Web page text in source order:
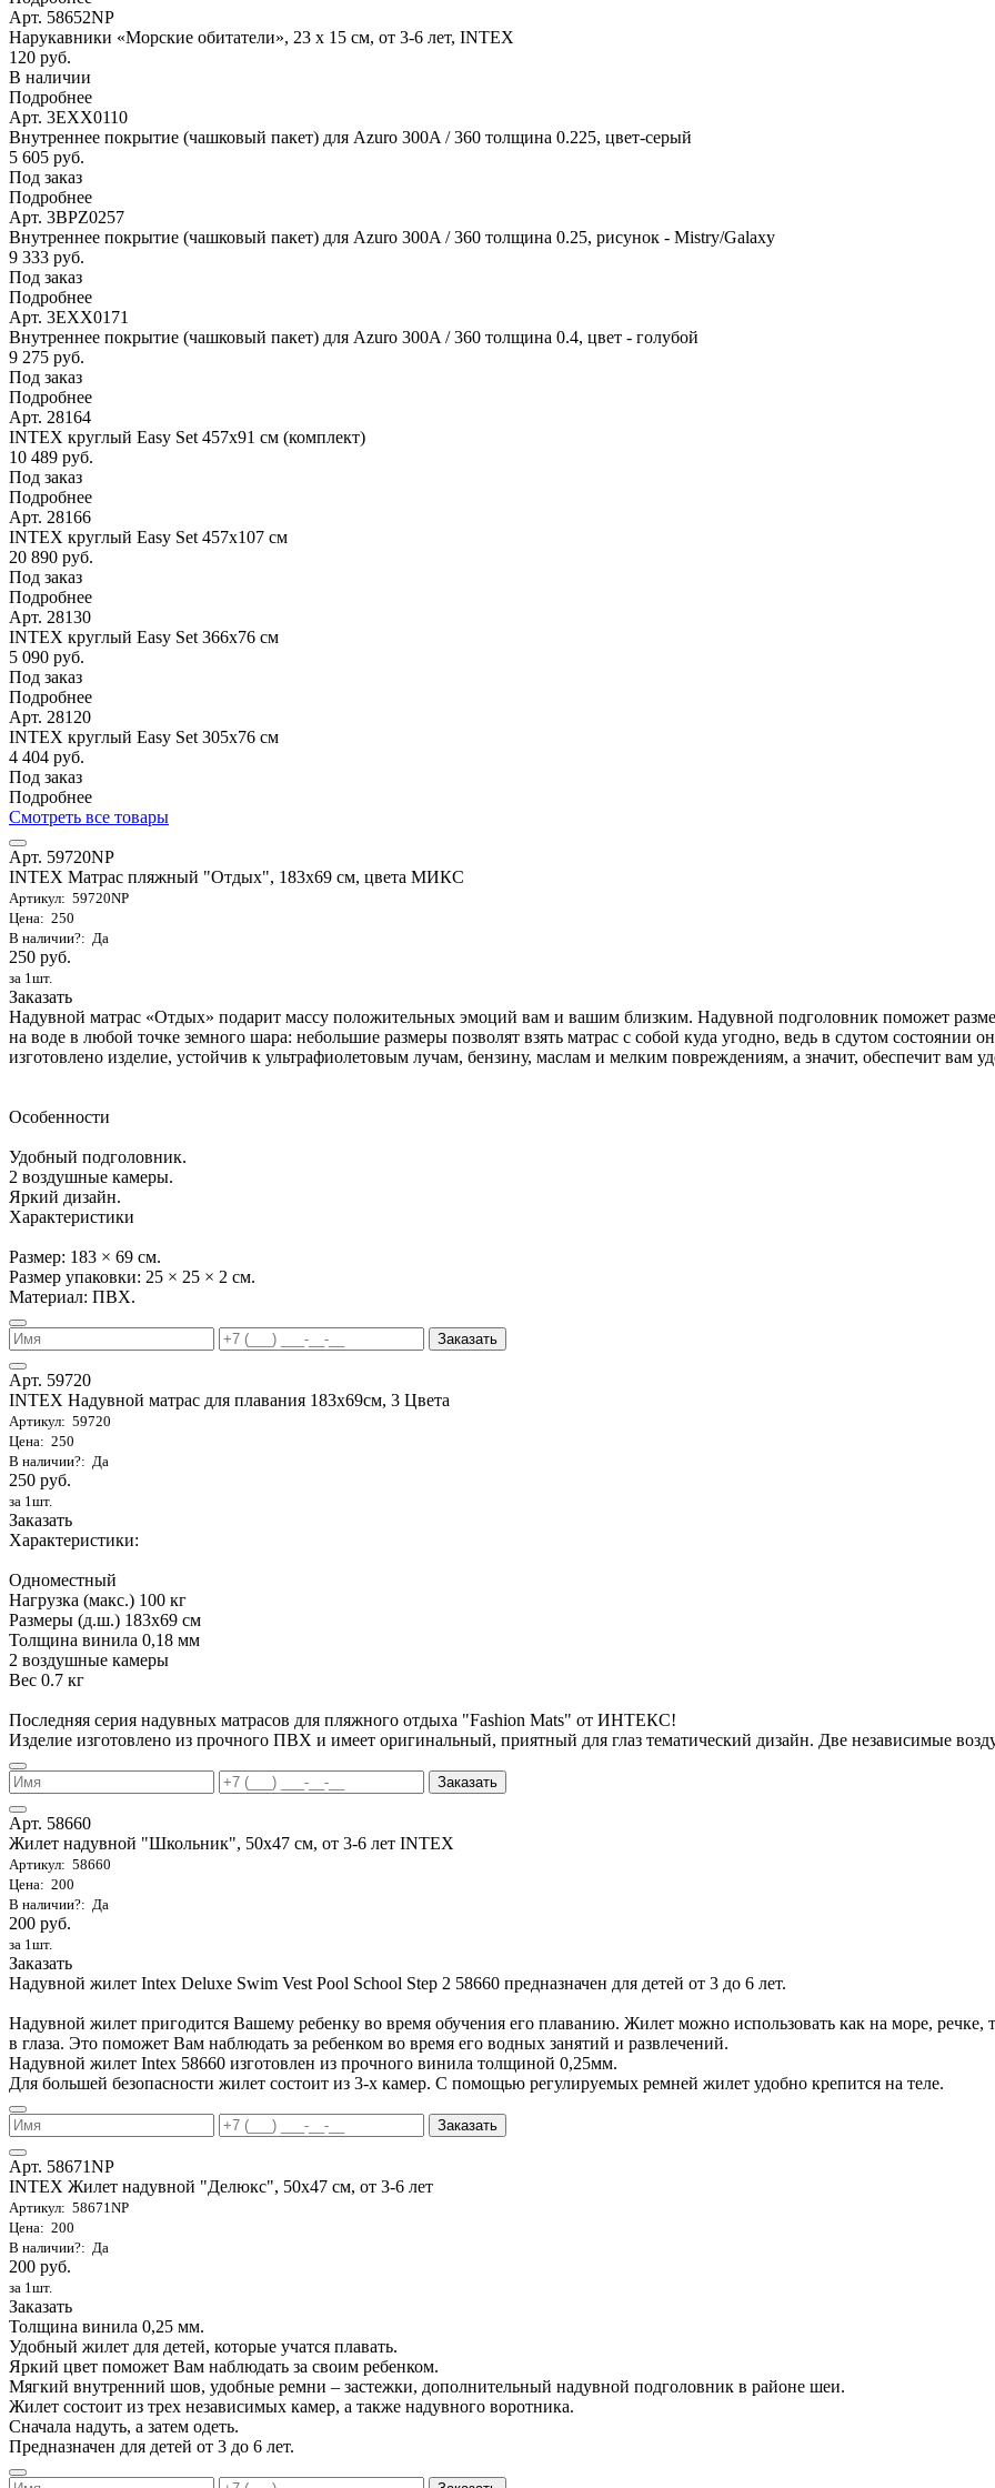
Арт. 58652NP
Нарукавники «Морские обитатели», 23 х 15 см, от 3-6 лет, INTEX
120 руб.
В наличии
Подробнее
Арт. 3EXX0110
Внутреннее покрытие (чашковый пакет) для Azuro 300A / 360 толщина 0.225, цвет-серый
5 605 руб.
Под заказ
Подробнее
Арт. 3BPZ0257
Внутреннее покрытие (чашковый пакет) для Azuro 300A / 360 толщина 0.25, рисунок - Mistry/Galaxy
9 333 руб.
Под заказ
Подробнее
Арт. 3EXX0171
Внутреннее покрытие (чашковый пакет) для Azuro 300A / 360 толщина 0.4, цвет - голубой
9 275 руб.
Под заказ
Подробнее
Арт. 28164
INTEX круглый Easy Set 457х91 см (комплект)
10 489 руб.
Под заказ
Подробнее
Арт. 28166
INTEX круглый Easy Set 457х107 см
20 890 руб.
Под заказ
Подробнее
Арт. 28130
INTEX круглый Easy Set 366х76 см
5 090 руб.
Под заказ
Подробнее
Арт. 28120
INTEX круглый Easy Set 305х76 см
4 404 руб.
Под заказ
Подробнее
Смотреть все товары
Арт. 59720NP
INTEX Матрас пляжный "Отдых", 183х69 см, цвета МИКС
Артикул: 59720NP
Цена: 250
В наличии?: Да
250 руб.
за 1шт.
Заказать
Надувной матрас «Отдых» подарит массу положительных эмоций вам и вашим близким. Надувной подголовник поможет
на воде в любой точке земного шара: небольшие размеры позволят взять матрас с собой куда угодно, ведь в сдутом состоянии
изготовлено изделие, устойчив к ультрафиолетовым лучам, бензину, маслам и мелким повреждениям, а значит, обеспечит вам
Особенности
Удобный подголовник.
2 воздушные камеры.
Яркий дизайн.
Характеристики
Размер: 183 × 69 см.
Размер упаковки: 25 × 25 × 2 см.
Материал: ПВХ.
Заказать
Арт. 59720
INTEX Надувной матрас для плавания 183х69см, 3 Цвета
Артикул: 59720
Цена: 250
В наличии?: Да
250 руб.
за 1шт.
Заказать
Характеристики:
Одноместный
Нагрузка (макс.) 100 кг
Размеры (д.ш.) 183х69 см
Толщина винила 0,18 мм
2 воздушные камеры
Вес 0.7 кг
Последняя серия надувных матрасов для пляжного отдыха "Fashion Mats" от ИНТЕКС!
Изделие изготовлено из прочного ПВХ и имеет оригинальный, приятный для глаз тематический дизайн. Две независимые
Заказать
Арт. 58660
Жилет надувной "Школьник", 50х47 см, от 3-6 лет INTEX
Артикул: 58660
Цена: 200
В наличии?: Да
200 руб.
за 1шт.
Заказать
Надувной жилет Intex Deluxe Swim Vest Pool School Step 2 58660 предназначен для детей от 3 до 6 лет.
Надувной жилет пригодится Вашему ребенку во время обучения его плаванию. Жилет можно использовать как на море, речке,
в глаза. Это поможет Вам наблюдать за ребенком во время его водных занятий и развлечений.
Надувной жилет Intex 58660 изготовлен из прочного винила толщиной 0,25мм.
Для большей безопасности жилет состоит из 3-х камер. С помощью регулируемых ремней жилет удобно крепится на теле.
Заказать
Арт. 58671NP
INTEX Жилет надувной "Делюкс", 50х47 см, от 3-6 лет
Артикул: 58671NP
Цена: 200
В наличии?: Да
200 руб.
за 1шт.
Заказать
Толщина винила 0,25 мм.
Удобный жилет для детей, которые учатся плавать.
Яркий цвет поможет Вам наблюдать за своим ребенком.
Мягкий внутренний шов, удобные ремни – застежки, дополнительный надувной подголовник в районе шеи.
Жилет состоит из трех независимых камер, а также надувного воротника.
Сначала надуть, а затем одеть.
Предназначен для детей от 3 до 6 лет.